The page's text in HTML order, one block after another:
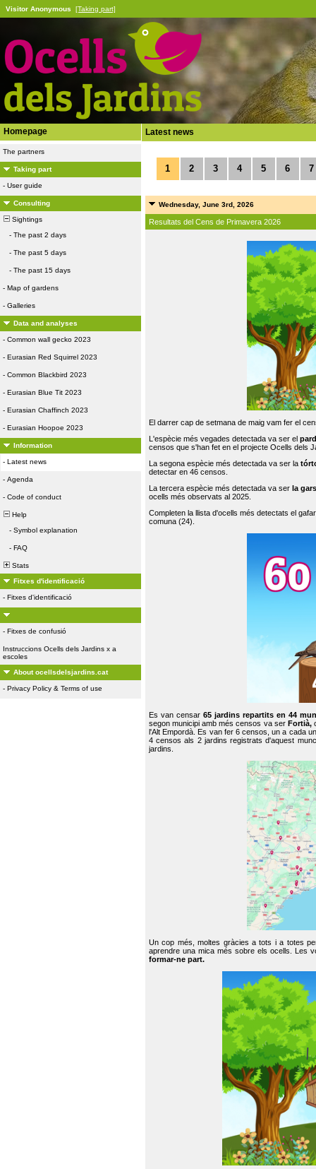
Visitor Anonymous [Taking part]
Homepage
The partners
Taking part
- User guide
Consulting
Sightings
- The past 2 days
- The past 5 days
- The past 15 days
- Map of gardens
- Galleries
Data and analyses
- Common wall gecko 2023
- Eurasian Red Squirrel 2023
- Common Blackbird 2023
- Eurasian Blue Tit 2023
- Eurasian Chaffinch 2023
- Eurasian Hoopoe 2023
Information
- Latest news
- Agenda
- Code of conduct
Help
- Symbol explanation
- FAQ
Stats
Fitxes d'identificació
- Fitxes d'identificació
- Fitxes de confusió
Instruccions Ocells dels Jardins x a
escoles
About ocellsdelsjardins.cat
- Privacy Policy & Terms of use
Latest news
1 2 3 4 5 6 7
Wednesday, June 3rd, 2026
Resultats del Cens de Primavera 2026
El darrer cap de setmana de maig vam fer el
L'espècie més vegades detectada va ser el
censos que s'han fet en el projecte Ocells dels
La segona espècie més detectada va ser la
detectar en 46 censos.
La tercera espècie més detectada va ser la
ocells més observats al 2025.
Completen la llista d'ocells més detectats el
comuna (24).
Es van censar65 jardins repartits en 44
segon municipi amb més censos va ser Fortià,
l'Alt Empordà. Es van fer 6 censos, un a cada
4 censos als 2 jardins registrats d'aquest
jardins.
Un cop més, moltes gràcies a tots i a totes
aprendre una mica més sobre els ocells. Les
formar-ne part.